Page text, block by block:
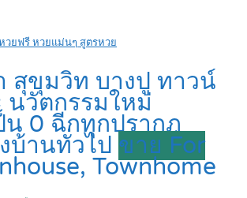
วยฟรี หวยแม่นๆ สูตรหวย
สุขุมวิท บางปู ทาวน์
นวัตกรรมใหม่
น 0 ฉีกทุกปรากฎ
บ้านทั่วไป ขาย For
Townhome